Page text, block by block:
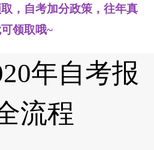
，自考加分政策，往年真
领取哦~